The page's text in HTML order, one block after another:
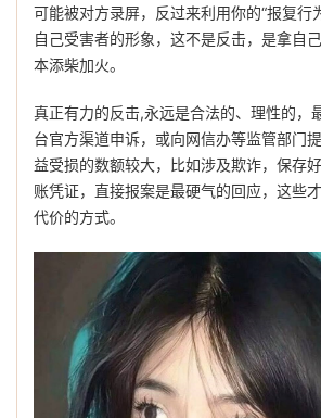
可能被对方录屏，反过来利用你的“报复行
自己受害者的形象，这不是反击，是拿自
本添柴加火。
真正有力的反击,永远是合法的、理性的，
台官方渠道申诉，或向网信办等监管部门
益受损的数额较大，比如涉及欺诈，保存
账凭证，直接报案是最硬气的回应，这些
代价的方式。